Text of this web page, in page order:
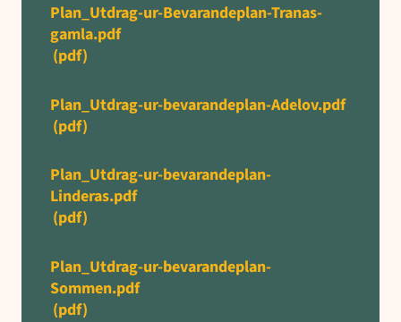
Plan_Utdrag-ur-Bevarandeplan-Tranas-
gamla.pdf
(pdf)
Plan_Utdrag-ur-bevarandeplan-Adelov.pdf
(pdf)
Plan_Utdrag-ur-bevarandeplan-
Linderas.pdf
(pdf)
Plan_Utdrag-ur-bevarandeplan-
Sommen.pdf
(pdf)